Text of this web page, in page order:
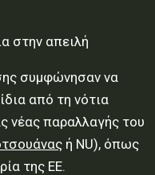
στην απειλή
συμφώνησαν να
από τη νότια
νέας παραλλαγής του
ή NU), όπως
της ΕΕ.